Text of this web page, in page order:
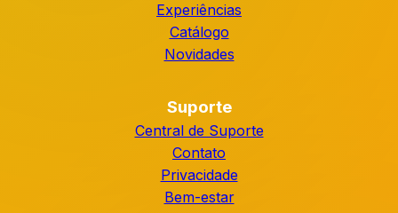
Experiências
Catálogo
Novidades
Suporte
Central de Suporte
Contato
Privacidade
Bem-estar